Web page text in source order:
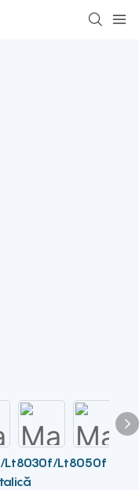
Lt8030f/Lt8050f